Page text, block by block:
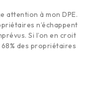
attention à mon DPE.
n’échappent
Si l’on en croit
des propriétaires